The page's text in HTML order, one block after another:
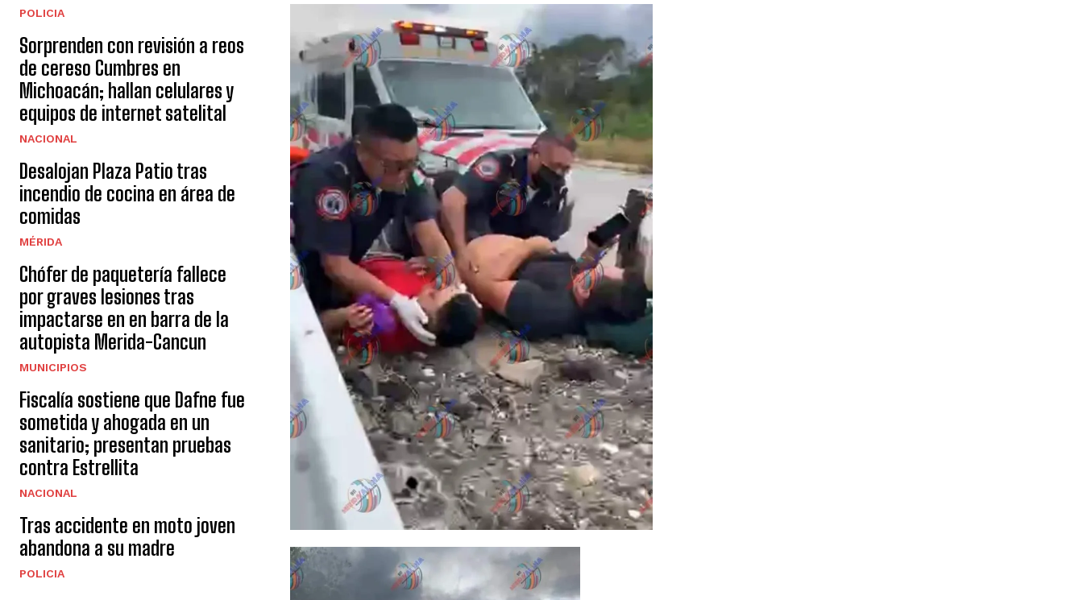
POLICIA
Sorprenden con revisión a reos
de cereso Cumbres en
Michoacán; hallan celulares y
equipos de internet satelital
NACIONAL
Desalojan Plaza Patio tras
incendio de cocina en área de
comidas
MÉRIDA
Chófer de paquetería fallece
por graves lesiones tras
impactarse en en barra de la
autopista Merida-Cancun
MUNICIPIOS
Fiscalía sostiene que Dafne fue
sometida y ahogada en un
sanitario; presentan pruebas
contra Estrellita
NACIONAL
Tras accidente en moto joven
abandona a su madre
POLICIA